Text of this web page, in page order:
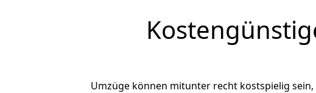
Umzüge können mitunter recht kostspielig